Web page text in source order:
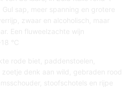
sap, meer spanning en grotere
zwaar en alcoholisch, maar
Een fluweelzachte wijn
°C
rode biet, paddenstoelen,
zoetje denk aan wild, gebraden rood
stoofschotels en rijpe